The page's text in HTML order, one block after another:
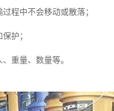
程中不会移动或散落；
护；
重量、数量等。